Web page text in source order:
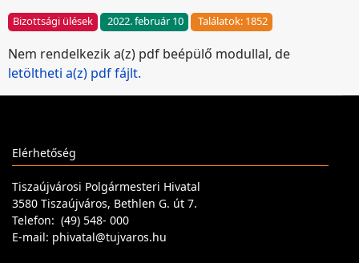
2026
Bizottsági ülések 2022. február 10 Találatok: 1852
Nem rendelkezik a(z) pdf beépülő modullal, de
letöltheti a(z) pdf fájlt.
Elérhetőség
Tiszaújvárosi Polgármesteri Hivatal
3580 Tiszaújváros, Bethlen G. út 7.
Telefon: (49) 548- 000
E-mail: phivatal@tujvaros.hu